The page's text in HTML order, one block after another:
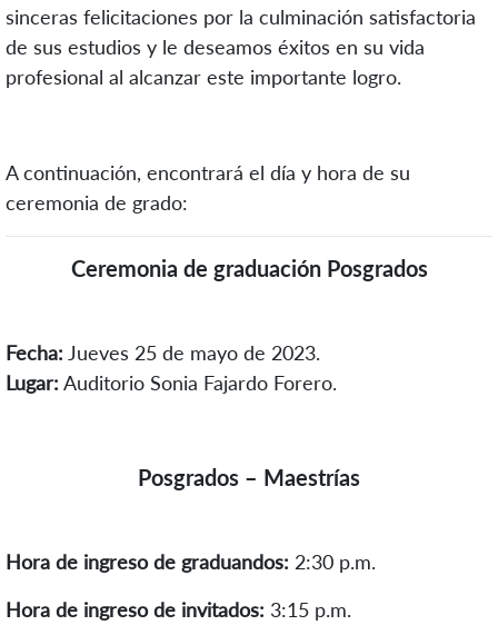
sinceras felicitaciones por la culminación satisfactoria
de sus estudios y le deseamos éxitos en su vida
profesional al alcanzar este importante logro.
A continuación, encontrará el día y hora de su
ceremonia de grado:
Ceremonia de graduación Posgrados
Fecha: Jueves 25 de mayo de 2023.
Lugar: Auditorio Sonia Fajardo Forero.
Posgrados – Maestrías
Hora de ingreso de graduandos: 2:30 p.m.
Hora de ingreso de invitados: 3:15 p.m.